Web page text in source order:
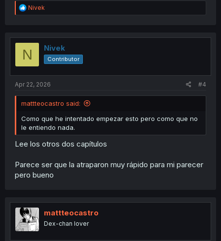
R
e
t
o
Nivek
N Nivek
Contributor
Apr 22, 2026 #4
mattteocastro said:
Como que he intentado empezar esto pero como que no
le entiendo nada.
Lee los otros dos capítulos
Parece ser que la atraparon muy rápido para mi parecer
pero bueno
mattteocastro
Dex-chan lover